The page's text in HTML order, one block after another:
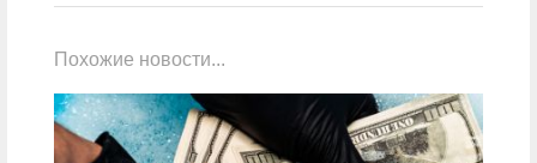
Похожие новости...